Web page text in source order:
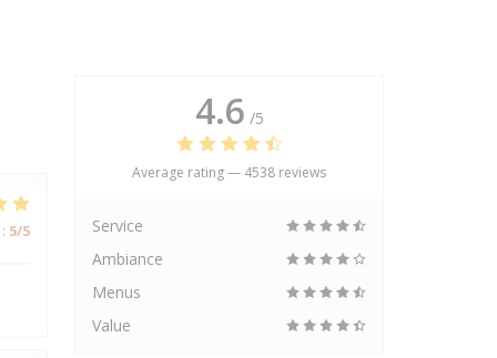
: 5/5
4.6 /5
Average rating — 4538 reviews
Service
Ambiance
Menus
Value